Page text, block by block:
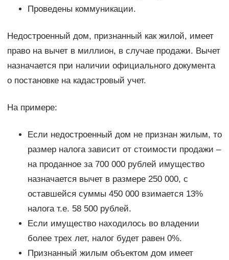
Проведены коммуникации.
Недостроенный дом, признанный как жилой, имеет
право на вычет в миллион, в случае продажи. Вычет
назначается при наличии официального документа
о постановке на кадастровый учет.
На примере:
Если недостроенный дом не признан жилым, то
размер налога зависит от стоимости продажи –
на проданное за 700 000 рублей имущество
назначается вычет в размере 250 000, с
оставшейся суммы 450 000 взимается 13%
налога т.е. 58 500 рублей.
Если имущество находилось во владении
более трех лет, налог будет равен 0%.
Признанный жилым объектом дом имеет